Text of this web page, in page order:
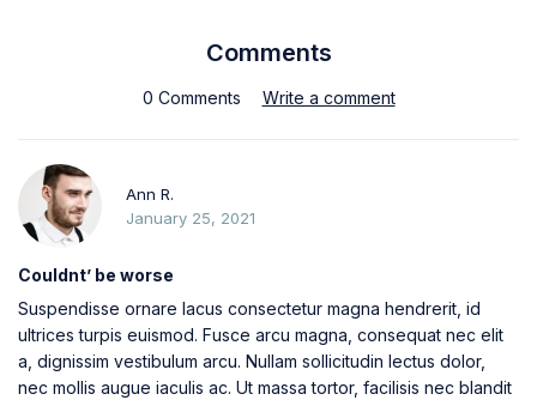
Comments
0 Comments Write a comment
Ann R.
January 25, 2021
Couldnt’ be worse
Suspendisse ornare lacus consectetur magna hendrerit, id
ultrices turpis euismod. Fusce arcu magna, consequat nec elit
a, dignissim vestibulum arcu. Nullam sollicitudin lectus dolor,
nec mollis augue iaculis ac. Ut massa tortor, facilisis nec blandit